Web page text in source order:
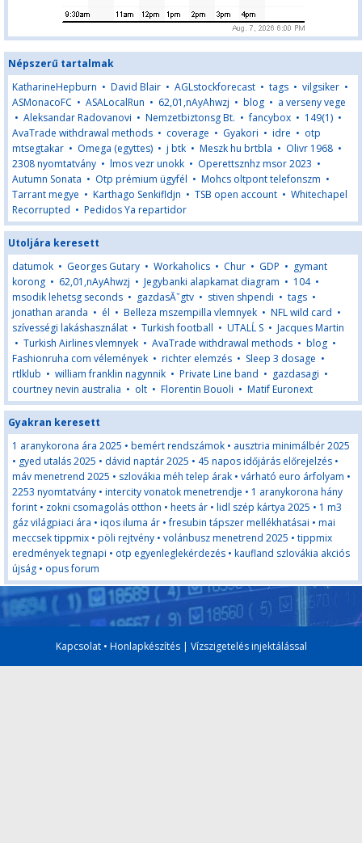
Népszerű tartalmak
KatharineHepburn • David Blair • AGLstockforecast • tags • vilgsiker •
ASMonacoFC • ASALocalRun • 62,01,nAyAhwzj • blog • a verseny vege
• Aleksandar Radovanovi • Nemzetbiztonsg Bt. •fancybox • 149(1) •
AvaTrade withdrawal methods • coverage • Gyakori • idre • otp
mtsegtakar • Omega (egyttes) • j btk • Meszk hu brtbla • Olivr 1968 •
2308 nyomtatvány • lmos vezr unokk • Operettsznhz msor 2023 •
Autumn Sonata • Otp prémium ügyfél • Mohcs oltpont telefonszm •
Tarrant megye • Karthago Senkifldjn • TSB open account • Whitechapel
Recorrupted • Pedidos Ya repartidor
Utoljára keresett
datumok • Georges Gutary • Workaholics • Chur • GDP • gymant
korong • 62,01,nAyAhwzj • Jegybanki alapkamat diagram • 104•
msodik lehetsg seconds • gazdasĂˇgtv • stiven shpendi • tags •
jonathan aranda • él • Belleza mszempilla vlemnyek • NFL wild card •
szívességi lakáshasználat • Turkish football • UTALĹ S • Jacques Martin
• Turkish Airlines vlemnyek • AvaTrade withdrawal methods • blog •
Fashionruha com vélemények • richter elemzés • Sleep 3 dosage •
rtlklub • william franklin nagynnik • Private Line band • gazdasagi •
courtney nevin australia • olt • Florentin Bouoli • Matif Euronext
Gyakran keresett
1 aranykorona ára 2025 • bemért rendszámok • ausztria minimálbér 2025
• gyed utalás 2025 • dávid naptár 2025 • 45 napos időjárás előrejelzés •
máv menetrend 2025 • szlovákia méh telep árak • várható euro árfolyam •
2253 nyomtatvány • intercity vonatok menetrendje • 1 aranykorona hány
forint • zokni csomagolás otthon • heets ár • lidl szép kártya 2025 • 1 m3
gáz világpiaci ára • iqos iluma ár •fresubin tápszer mellékhatásai • mai
meccsek tippmix • pöli rejtvény • volánbusz menetrend 2025 • tippmix
eredmények tegnapi • otp egyenleglekérdezés • kaufland szlovákia akciós
újság • opus forum
Kapcsolat• Honlapkészítés| Vízszigetelés injektálással